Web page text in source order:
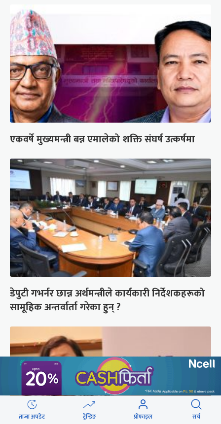
एकवर्षे मुख्यमन्त्री बन्न एमालेको शक्ति संघर्ष उत्कर्षमा
डेपुटी गभर्नर छान्न अर्थमन्त्रीले कार्यकारी निर्देशकहरूको
सामूहिक अन्तर्वार्ता गरेका हुन् ?
ताजा अपडेट ट्रेन्डिङ प्रोफाइल सर्च